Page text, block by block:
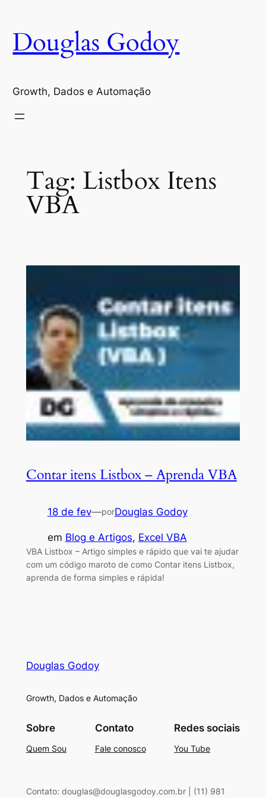
conteúdo
Douglas Godoy
Growth, Dados e Automação
Tag: Listbox Itens
VBA
Contar itens Listbox – Aprenda VBA
18 de fev—porDouglas Godoy
em Blog e Artigos, Excel VBA
VBA Listbox – Artigo simples e rápido que vai te ajudar
com um código maroto de como Contar itens Listbox,
aprenda de forma simples e rápida!
Douglas Godoy
Growth, Dados e Automação
Sobre
Quem Sou
Contato
Fale conosco
Redes sociais
You Tube
Contato: douglas@douglasgodoy.com.br | (11) 981